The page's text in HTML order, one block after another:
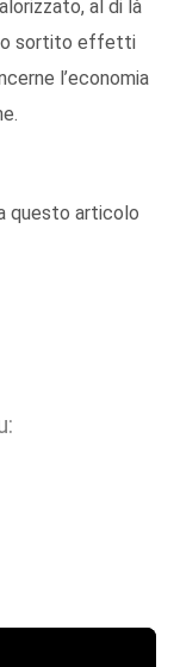
al di là
sortito effetti
l’economia
questo articolo